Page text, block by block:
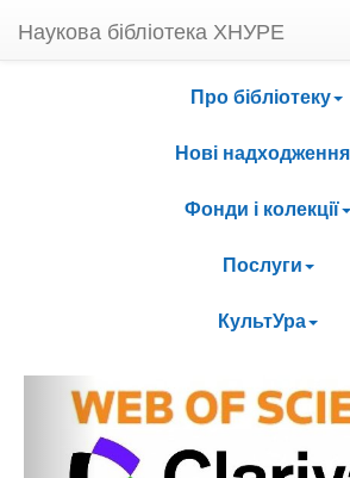
Наукова бібліотека ХНУРЕ
Про бібліотеку
Нові надходження
Фонди і колекції
Послуги
КультУра
Previous